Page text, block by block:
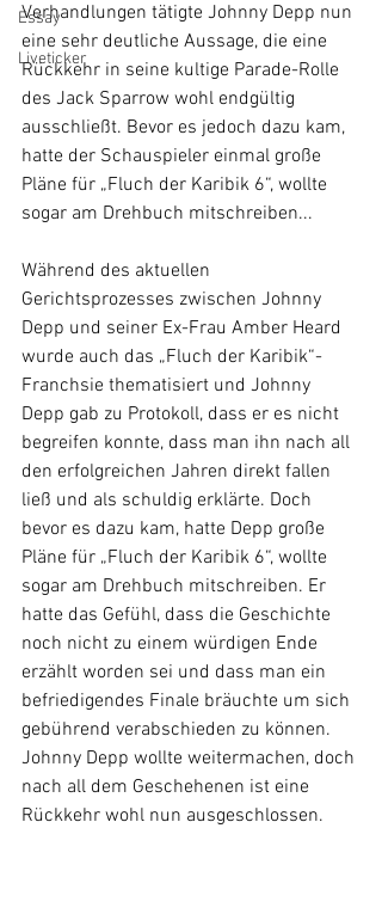
Essay
Liveticker
Verhandlungen tätigte Johnny Depp nun
eine sehr deutliche Aussage, die eine
Rückkehr in seine kultige Parade-Rolle
des Jack Sparrow wohl endgültig
ausschließt. Bevor es jedoch dazu kam,
hatte der Schauspieler einmal große
Pläne für „Fluch der Karibik 6“, wollte
sogar am Drehbuch mitschreiben...
Während des aktuellen
Gerichtsprozesses zwischen Johnny
Depp und seiner Ex-Frau Amber Heard
wurde auch das „Fluch der Karibik“-
Franchsie thematisiert und Johnny
Depp gab zu Protokoll, dass er es nicht
begreifen konnte, dass man ihn nach all
den erfolgreichen Jahren direkt fallen
ließ und als schuldig erklärte. Doch
bevor es dazu kam, hatte Depp große
Pläne für „Fluch der Karibik 6“, wollte
sogar am Drehbuch mitschreiben. Er
hatte das Gefühl, dass die Geschichte
noch nicht zu einem würdigen Ende
erzählt worden sei und dass man ein
befriedigendes Finale bräuchte um sich
gebührend verabschieden zu können.
Johnny Depp wollte weitermachen, doch
nach all dem Geschehenen ist eine
Rückkehr wohl nun ausgeschlossen.